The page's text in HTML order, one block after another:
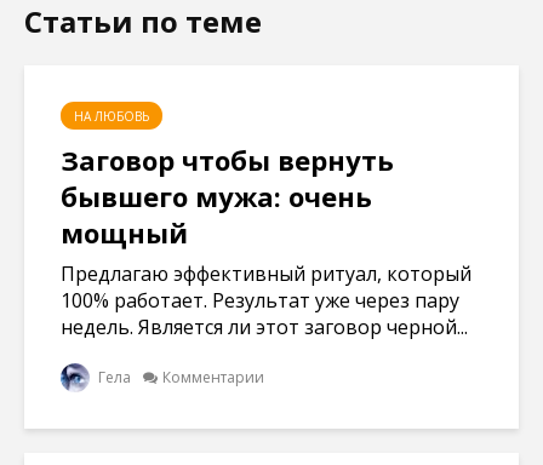
Статьи по теме
НА ЛЮБОВЬ
Заговор чтобы вернуть
бывшего мужа: очень
мощный
Предлагаю эффективный ритуал, который
100% работает. Результат уже через пару
недель. Является ли этот заговор черной...
Гела Комментарии